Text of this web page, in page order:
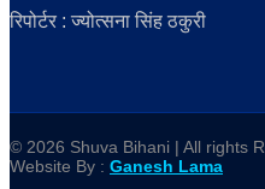
रिपोर्टर : ज्योत्सना सिंह ठकुरी
© 2026 Shuva Bihani | All rights
Website By : Ganesh Lama